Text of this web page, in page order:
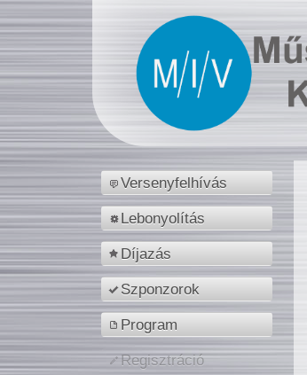
Versenyfelhívás
Lebonyolítás
Díjazás
Szponzorok
Program
Regisztráció